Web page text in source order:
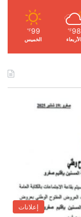
98
℉
الأربعاء
99
℉
الخميس
إعلانات